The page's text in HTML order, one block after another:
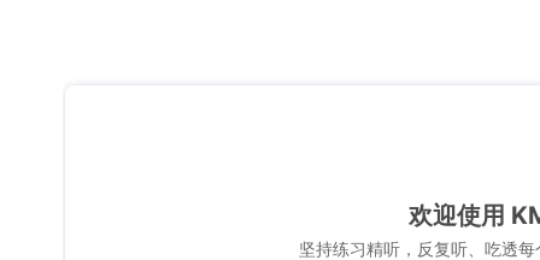
欢迎使用
坚持练习精听，反复听、吃透